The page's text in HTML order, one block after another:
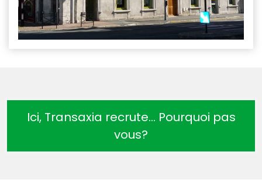
Ici, Transaxia recrute… Pourquoi pas
vous?